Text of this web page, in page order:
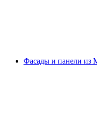
Фасады и панели